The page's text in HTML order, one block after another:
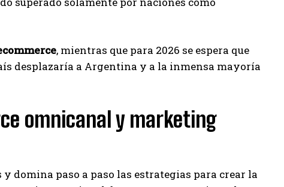
, mientras que para 2026 se espera que
desplazaría a Argentina y a la inmensa mayoría
omnicanal y marketing
y domina paso a paso las estrategias para crear la